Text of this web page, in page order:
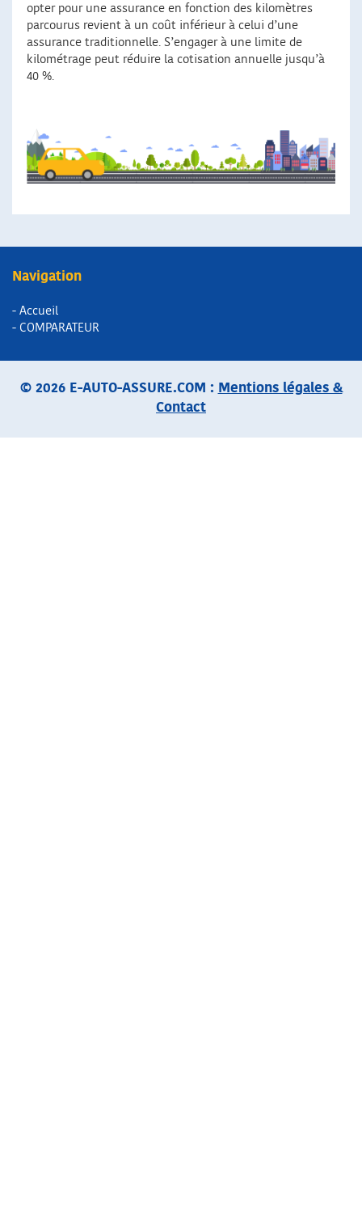
opter pour une assurance en fonction des kilomètres
parcourus revient à un coût inférieur à celui d’une
assurance traditionnelle. S’engager à une limite de
kilométrage peut réduire la cotisation annuelle jusqu’à
40 %.
Navigation
- Accueil
- COMPARATEUR
© 2026 E-AUTO-ASSURE.COM : Mentions légales &
Contact